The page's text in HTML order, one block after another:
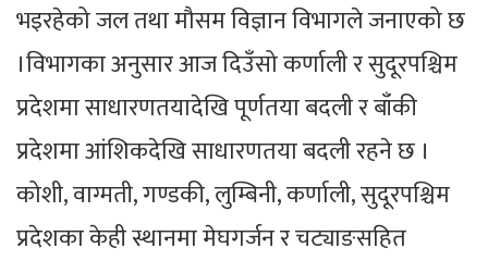
भइरहेको जल तथा मौसम विज्ञान विभागले जनाएको छ
।विभागका अनुसार आज दिउँसो कर्णाली र सुदूरपश्चिम
प्रदेशमा साधारणतयादेखि पूर्णतया बदली र बाँकी
प्रदेशमा आंशिकदेखि साधारणतया बदली रहने छ ।
कोशी, वाग्मती, गण्डकी, लुम्बिनी, कर्णाली, सुदूरपश्चिम
प्रदेशका केही स्थानमा मेघगर्जन र चट्याङसहित